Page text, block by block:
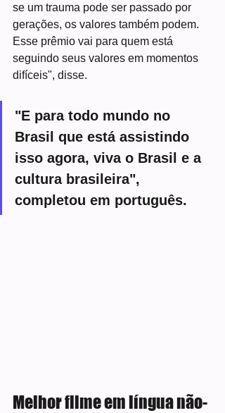
se um trauma pode ser passado por
gerações, os valores também podem.
Esse prêmio vai para quem está
seguindo seus valores em momentos
difíceis", disse.
"E para todo mundo no
Brasil que está assistindo
isso agora, viva o Brasil e a
cultura brasileira",
completou em português.
Melhor filme em língua não-